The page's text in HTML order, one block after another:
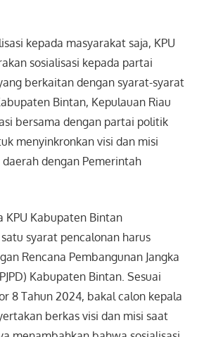
kepada masyarakat saja, KPU
sosialisasi kepada partai
berkaitan dengan syarat-syarat
Bintan, Kepulauan Riau
bersama dengan partai politik
menyinkronkan visi dan misi
dengan Pemerintah
KPU Kabupaten Bintan
syarat pencalonan harus
Rencana Pembangunan Jangka
Kabupaten Bintan. Sesuai
8 Tahun 2024, bakal calon kepala
berkas visi dan misi saat